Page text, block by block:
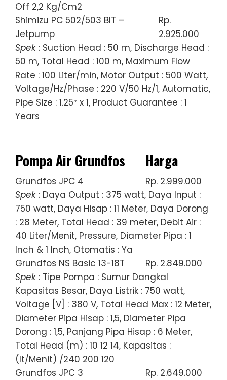
Off 2,2 Kg/Cm2
Shimizu PC 502/503 BIT –
Jetpump
Rp.
2.925.000
Spek : Suction Head : 50 m, Discharge Head :
50 m, Total Head : 100 m, Maximum Flow
Rate : 100 Liter/min, Motor Output : 500 Watt,
Voltage/Hz/Phase : 220 V/50 Hz/1, Automatic,
Pipe Size : 1.25″ x 1, Product Guarantee : 1
Years
Pompa Air Grundfos Harga
Grundfos JPC 4
Rp. 2.999.000
Spek : Daya Output : 375 watt, Daya Input :
750 watt, Daya Hisap : 11 Meter, Daya Dorong
: 28 Meter, Total Head : 39 meter, Debit Air :
40 Liter/Menit, Pressure, Diameter Pipa : 1
Inch & 1 Inch, Otomatis : Ya
Grundfos NS Basic 13-18T
Rp. 2.849.000
Spek : Tipe Pompa : Sumur Dangkal
Kapasitas Besar, Daya Listrik : 750 watt,
Voltage [V] : 380 V, Total Head Max : 12 Meter,
Diameter Pipa Hisap : 1,5, Diameter Pipa
Dorong : 1,5, Panjang Pipa Hisap : 6 Meter,
Total Head (m) : 10 12 14, Kapasitas :
(lt/Menit) /240 200 120
Grundfos JPC 3
Rp. 2.649.000